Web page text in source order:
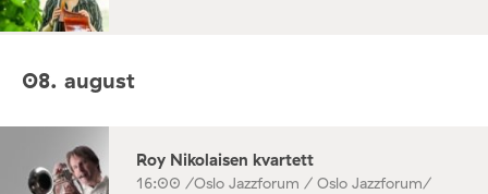
08. august
Roy Nikolaisen kvartett
16:00 /Oslo Jazzforum / Oslo Jazzforum/